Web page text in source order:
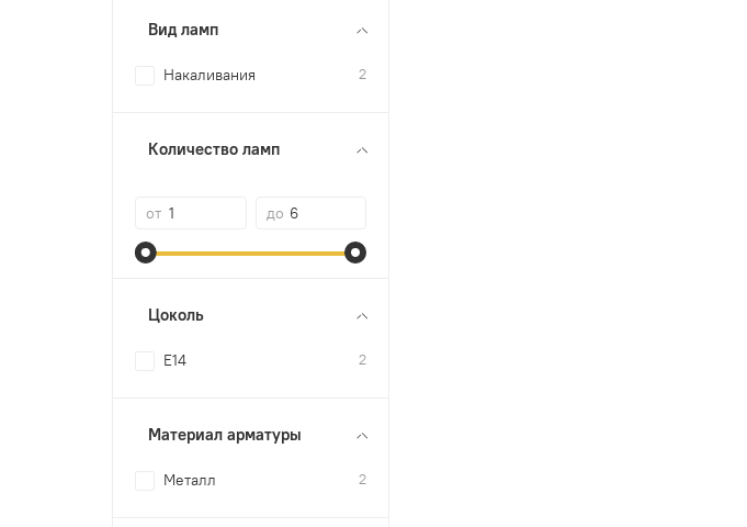
Вид ламп
Накаливания 2
Количество ламп
от до
Цоколь
E14 2
Материал арматуры
Металл 2